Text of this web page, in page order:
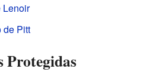
Lenoir
de Pitt
Protegidas